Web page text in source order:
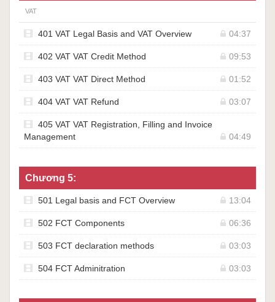
VAT
401 VAT Legal Basis and VAT Overview 04:37
402 VAT VAT Credit Method 09:53
403 VAT VAT Direct Method 01:52
404 VAT VAT Refund 03:07
405 VAT VAT Registration, Filling and Invoice
Management
04:49
Chương 5:
501 Legal basis and FCT Overview 13:04
502 FCT Components 06:36
503 FCT declaration methods 03:03
504 FCT Adminitration 03:03